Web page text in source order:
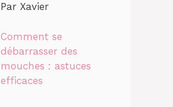
Par Xavier
Comment se
débarrasser des
mouches : astuces
efficaces